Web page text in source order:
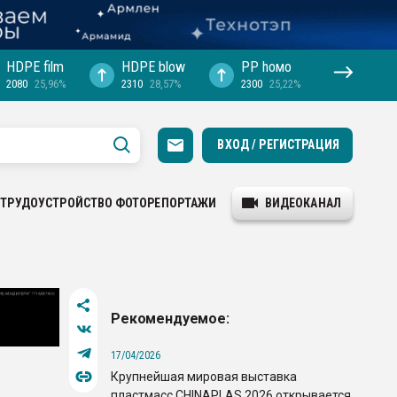
HDPE film
2080 25,96%
HDPE blow
2310 28,57%
PP hомо
2300 25,22%
ВХОД / РЕГИСТРАЦИЯ
ТРУДОУСТРОЙСТВО ФОТОРЕПОРТАЖИ ВИДЕОКАНАЛ
Рекомендуемое:
17/04/2026
Крупнейшая мировая выставка